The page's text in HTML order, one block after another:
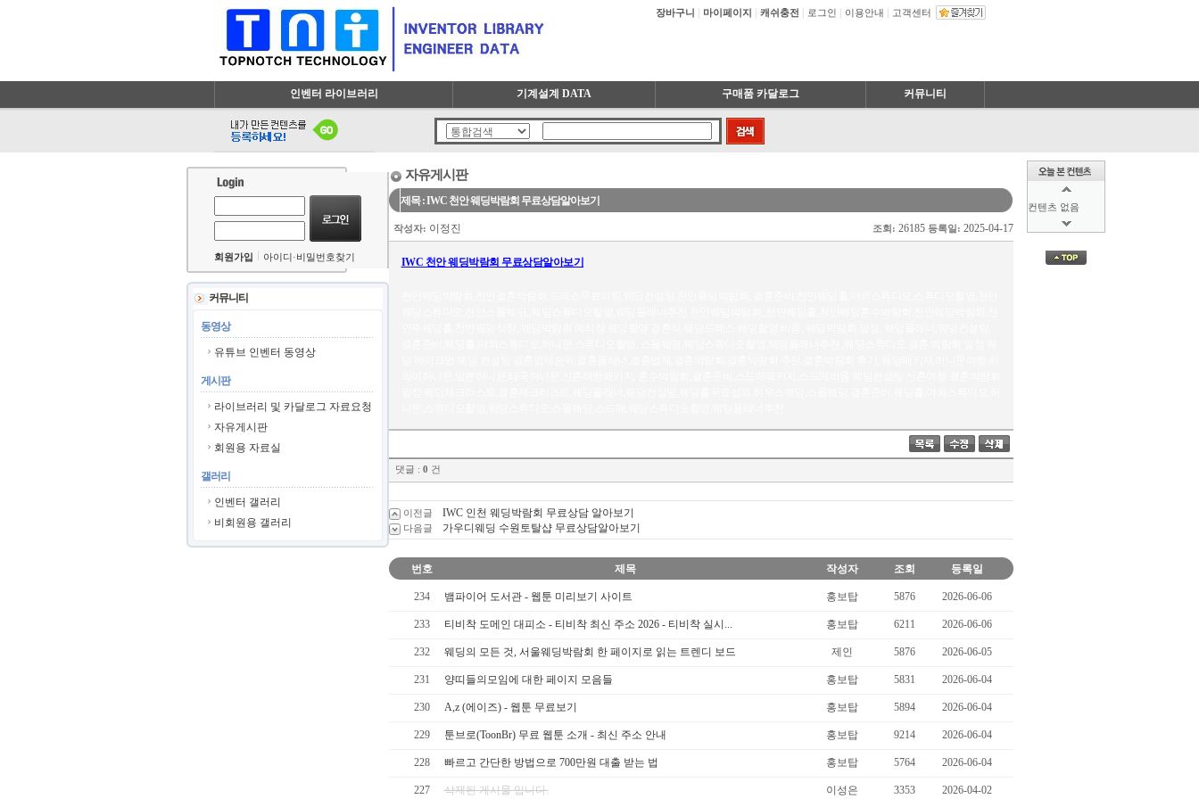
장바구니 마이페이지 캐쉬충전 로그인 이용안내 고객센터
인벤터 라이브러리 기계설계 DATA 구매품 카달로그 커뮤니티
회원가입 아이디·비밀번호찾기
커뮤니티
동영상
유튜브 인벤터 동영상
게시판
라이브러리 및 카달로그 자료요청
자유게시판
회원용 자료실
갤러리
인벤터 갤러리
비회원용 갤러리
자유게시판
제목 : IWC 천안 웨딩박람회 무료상담알아보기
작성자: 이정진 조회: 26185 등록일: 2025-04-17
IWC 천안 웨딩박람회 무료상담알아보기
댓글 : 0 건
이전글 IWC 인천 웨딩박람회 무료상담 알아보기
다음글 가우디웨딩 수원토탈샵 무료상담알아보기
번호 제목 작성자 조회 등록일
234 뱀파이어 도서관 - 웹툰 미리보기 사이트 홍보탑 5876 2026-06-06
233 티비착 도메인 대피소 - 티비착 최신 주소 2026 - 티비착 실시... 홍보탑 6211 2026-06-06
232 웨딩의 모든 것, 서울웨딩박람회 한 페이지로 읽는 트렌디 보드 제인 5876 2026-06-05
231 양­띠­들­의­모­임에 대한 페이지 모음들 홍보탑 5831 2026-06-04
230 A,z (에이즈) - 웹툰 무료보기 홍보탑 5894 2026-06-04
229 툰브로(ToonBr) 무료 웹툰 소개 - 최신 주소 안내 홍보탑 9214 2026-06-04
228 빠르고 간단한 방법으로 700만원 대출 받는 법 홍보탑 5764 2026-06-04
227 삭제된 게시물 입니다. 이성은 3353 2026-04-02
컨텐츠 없음
컨텐츠 없음